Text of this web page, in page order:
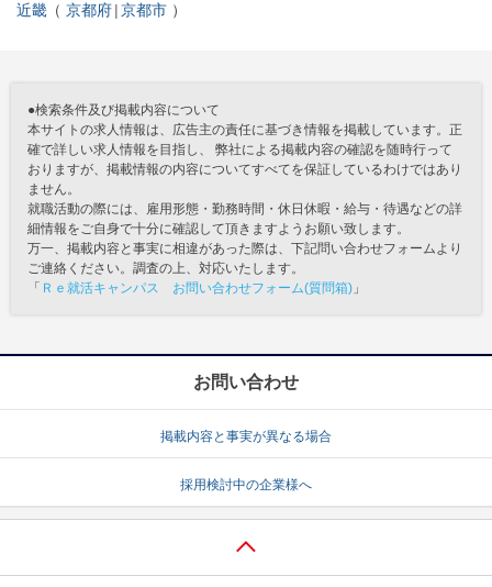
近畿 京都府 京都市
●検索条件及び掲載内容について
本サイトの求人情報は、広告主の責任に基づき情報を掲載しています。正
確で詳しい求人情報を目指し、 弊社による掲載内容の確認を随時行って
おりますが、掲載情報の内容についてすべてを保証しているわけではあり
ません。
就職活動の際には、雇用形態・勤務時間・休日休暇・給与・待遇などの詳
細情報をご自身で十分に確認して頂きますようお願い致します。
万一、掲載内容と事実に相違があった際は、下記問い合わせフォームより
ご連絡ください。調査の上、対応いたします。
「 Ｒｅ就活キャンパス お問い合わせフォーム(質問箱) 」
お問い合わせ
掲載内容と事実が異なる場合
採用検討中の企業様へ